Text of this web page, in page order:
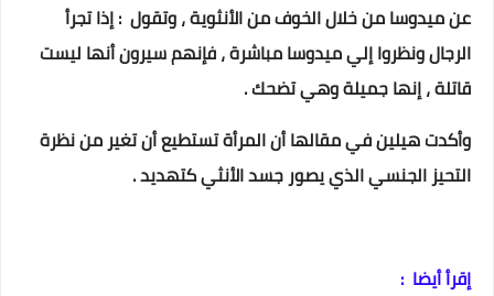
عن ميدوسا من خلال الخوف من الأنثوية ، وتقول : إذا تجرأ
الرجال ونظروا إلي ميدوسا مباشرة ، فإنهم سيرون أنها ليست
قاتلة ، إنها جميلة وهي تضحك .
وأكدت هيلين في مقالها أن المرأة تستطيع أن تغير من نظرة
التحيز الجنسي الذي يصور جسد الأنثي كتهديد .
إقرأ أيضا :